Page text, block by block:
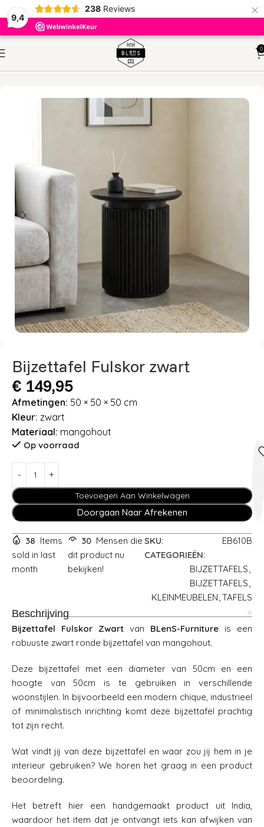
9,4
238 Reviews ×
0
BIJZETTAFELS
Bijzettafel Fulskor zwart
€ 149,95
Afmetingen: 50 × 50 × 50 cm
Kleur: zwart
Materiaal: mangohout
Op voorraad
Toevoegen Aan Winkelwagen
Doorgaan Naar Afrekenen
38 Items
sold in last
month
30 Mensen die
dit product nu
bekijken!
SKU:
EB610B
CATEGORIEËN:
BIJZETTAFELS,
BIJZETTAFELS,
KLEINMEUBELEN,TAFELS
Beschrijving
Bijzettafel Fulskor Zwart van BLenS-Furniture is een
robuuste zwart ronde bijzettafel van mangohout.
Deze bijzettafel met een diameter van 50cm en een
hoogte van 50cm is te gebruiken in verschillende
woonstijlen. In bijvoorbeeld een modern chique, industrieel
of minimalistisch inrichting komt deze bijzettafel prachtig
tot zijn recht.
Wat vindt jij van deze bijzettafel en waar zou jij hem in je
interieur gebruiken? We horen het graag in een product
beoordeling.
Het betreft hier een handgemaakt product uit India,
waardoor het item dat je ontvangt iets kan afwijken van